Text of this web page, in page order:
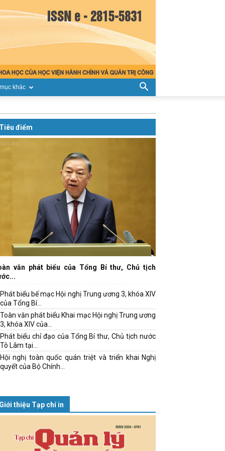
khác
Tiêu điểm
văn phát biểu của Tổng Bí thư, Chủ tịch
Phát biểu bế mạc Hội nghị Trung ương 3, khóa XIV
của Tổng Bí...
Toàn văn phát biểu Khai mạc Hội nghị Trung ương
3, khóa XIV của...
Phát biểu chỉ đạo của Tổng Bí thư, Chủ tịch nước
Tô Lâm tại...
Hội nghị toàn quốc quán triệt và triển khai Nghị
quyết của Bộ Chính...
Giới thiệu Tạp chí in